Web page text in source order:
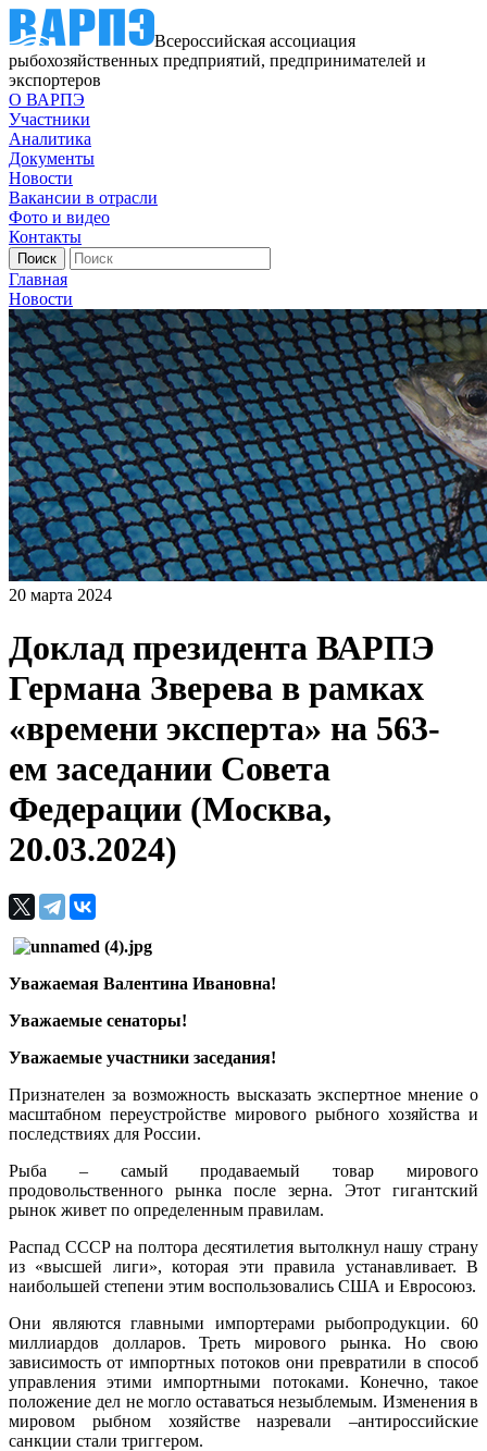
Всероссийская ассоциация
рыбохозяйственных предприятий, предпринимателей и
экспортеров
О ВАРПЭ
Участники
Аналитика
Документы
Новости
Вакансии в отрасли
Фото и видео
Контакты
Главная
Новости
20 марта 2024
Доклад президента ВАРПЭ
Германа Зверева в рамках
«времени эксперта» на 563-
ем заседании Совета
Федерации (Москва,
20.03.2024)
Уважаемая Валентина Ивановна!
Уважаемые сенаторы!
Уважаемые участники заседания!
Признателен за возможность высказать экспертное мнение о
масштабном переустройстве мирового рыбного хозяйства и
последствиях для России.
Рыба – самый продаваемый товар мирового
продовольственного рынка после зерна. Этот гигантский
рынок живет по определенным правилам.
Распад СССР на полтора десятилетия вытолкнул нашу страну
из «высшей лиги», которая эти правила устанавливает. В
наибольшей степени этим воспользовались США и Евросоюз.
Они являются главными импортерами рыбопродукции. 60
миллиардов долларов. Треть мирового рынка. Но свою
зависимость от импортных потоков они превратили в способ
управления этими импортными потоками. Конечно, такое
положение дел не могло оставаться незыблемым. Изменения в
мировом рыбном хозяйстве назревали –антироссийские
санкции стали триггером.